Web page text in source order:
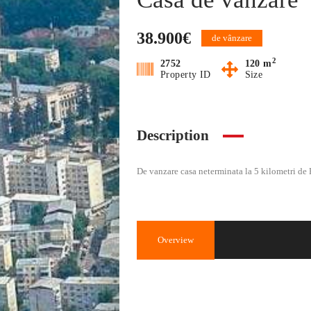
38.900€ de vânzare
2752
Property ID
120 m2
Size
Description
De vanzare casa neterminata la 5 kilometri de
Overview